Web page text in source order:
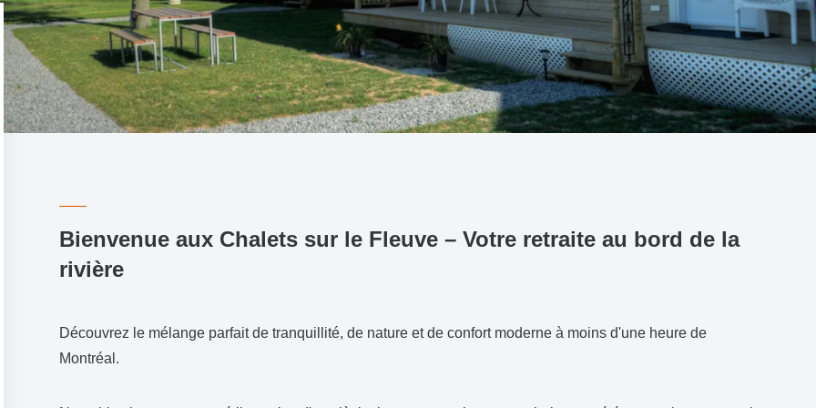
Bienvenue aux Chalets sur le Fleuve – Votre retraite au bord de la
rivière
Découvrez le mélange parfait de tranquillité, de nature et de confort moderne à moins d'une heure de
Montréal.